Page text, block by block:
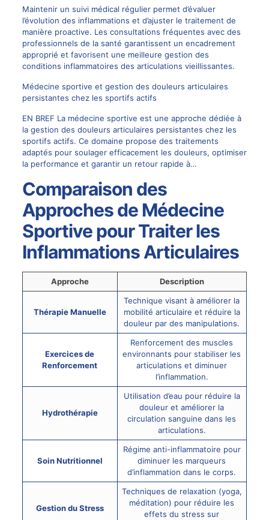
Maintenir un suivi médical régulier permet d’évaluer
l’évolution des inflammations et d’ajuster le traitement de
manière proactive. Les consultations fréquentes avec des
professionnels de la santé garantissent un encadrement
approprié et favorisent une meilleure gestion des
conditions inflammatoires des articulations vieillissantes.
Médecine sportive et gestion des douleurs articulaires
persistantes chez les sportifs actifs
EN BREF La médecine sportive est une approche dédiée à
la gestion des douleurs articulaires persistantes chez les
sportifs actifs. Ce domaine propose des traitements
adaptés pour soulager efficacement les douleurs, optimiser
la performance et garantir un retour rapide à…
Comparaison des
Approches de Médecine
Sportive pour Traiter les
Inflammations Articulaires
Approche Description
Thérapie Manuelle
Technique visant à améliorer la
mobilité articulaire et réduire la
douleur par des manipulations.
Exercices de
Renforcement
Renforcement des muscles
environnants pour stabiliser les
articulations et diminuer
l’inflammation.
Hydrothérapie
Utilisation d’eau pour réduire la
douleur et améliorer la
circulation sanguine dans les
articulations.
Soin Nutritionnel
Régime anti-inflammatoire pour
diminuer les marqueurs
d’inflammation dans le corps.
Gestion du Stress
Techniques de relaxation (yoga,
méditation) pour réduire les
effets du stress sur